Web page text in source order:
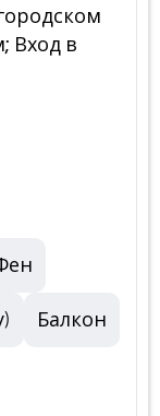
Вход в
Балкон